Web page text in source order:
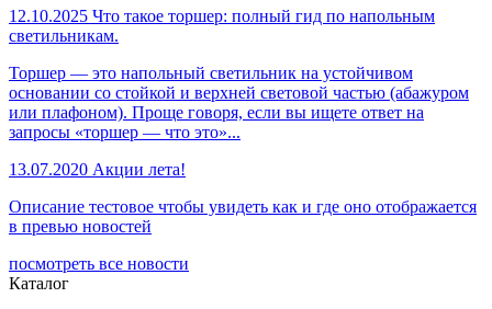
12.10.2025 Что такое торшер: полный гид по напольным
светильникам.
Торшер — это напольный светильник на устойчивом
основании со стойкой и верхней световой частью (абажуром
или плафоном). Проще говоря, если вы ищете ответ на
запросы «торшер — что это»...
13.07.2020 Акции лета!
Описание тестовое чтобы увидеть как и где оно отображается
в превью новостей
посмотреть все новости
Каталог